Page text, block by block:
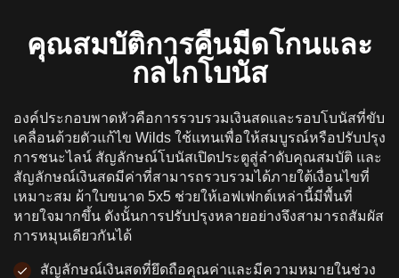
คุณสมบัติการคืนมีดโกนและ
กลไกโบนัส
องค์ประกอบพาดหัวคือการรวบรวมเงินสดและรอบโบนัสที่ขับ
เคลื่อนด้วยตัวแก้ไข Wilds ใช้แทนเพื่อให้สมบูรณ์หรือปรับปรุง
การชนะไลน์ สัญลักษณ์โบนัสเปิดประตูสู่ลําดับคุณสมบัติ และ
สัญลักษณ์เงินสดมีค่าที่สามารถรวบรวมได้ภายใต้เงื่อนไขที่
เหมาะสม ผ้าใบขนาด 5x5 ช่วยให้เอฟเฟกต์เหล่านี้มีพื้นที่
หายใจมากขึ้น ดังนั้นการปรับปรุงหลายอย่างจึงสามารถสัมผัส
การหมุนเดียวกันได้
สัญลักษณ์เงินสดที่ยึดถือคุณค่าและมีความหมายในช่วง